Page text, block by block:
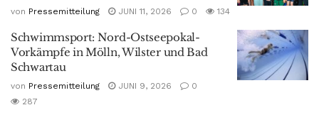
von Pressemitteilung JUNI 11, 2026 0 134
Schwimmsport: Nord-Ostseepokal-
Vorkämpfe in Mölln, Wilster und Bad
Schwartau
von Pressemitteilung JUNI 9, 2026
0
287